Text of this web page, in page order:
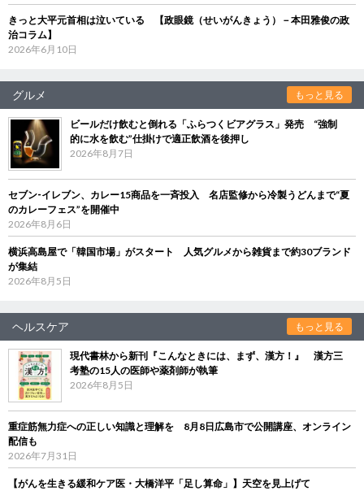
きっと大平元首相は泣いている 【政眼鏡（せいがんきょう）－本田雅俊の政
治コラム】
2026年6月10日
グルメ もっと見る
ビールだけ飲むと倒れる「ふらつくビアグラス」発売 “強制
的に水を飲む”仕掛けで適正飲酒を後押し
2026年8月7日
セブン‐イレブン、カレー15商品を一斉投入 名店監修から冷製うどんまで“夏
のカレーフェス”を開催中
2026年8月6日
横浜高島屋で「韓国市場」がスタート 人気グルメから雑貨まで約30ブランド
が集結
2026年8月5日
ヘルスケア もっと見る
現代書林から新刊『こんなときには、まず、漢方！』 漢方三
考塾の15人の医師や薬剤師が執筆
2026年8月5日
重症筋無力症への正しい知識と理解を 8月8日広島市で公開講座、オンライン
配信も
2026年7月31日
【がんを生きる緩和ケア医・大橋洋平「足し算命」】天空を見上げて